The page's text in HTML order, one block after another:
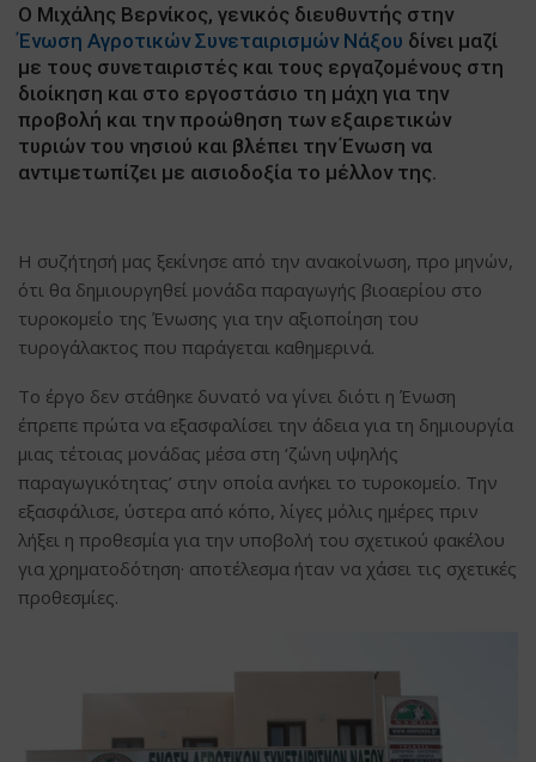
Ο Μιχάλης Βερνίκος, γενικός διευθυντής στην
Ένωση Αγροτικών Συνεταιρισμών Νάξου δίνει μαζί
με τους συνεταιριστές και τους εργαζομένους στη
διοίκηση και στο εργοστάσιο τη μάχη για την
προβολή και την προώθηση των εξαιρετικών
τυριών του νησιού και βλέπει την Ένωση να
αντιμετωπίζει με αισιοδοξία το μέλλον της.
Η συζήτησή μας ξεκίνησε από την ανακοίνωση, προ μηνών,
ότι θα δημιουργηθεί μονάδα παραγωγής βιοαερίου στο
τυροκομείο της Ένωσης για την αξιοποίηση του
τυρογάλακτος που παράγεται καθημερινά.
Το έργο δεν στάθηκε δυνατό να γίνει διότι η Ένωση
έπρεπε πρώτα να εξασφαλίσει την άδεια για τη δημιουργία
μιας τέτοιας μονάδας μέσα στη ‘ζώνη υψηλής
παραγωγικότητας’ στην οποία ανήκει το τυροκομείο. Την
εξασφάλισε, ύστερα από κόπο, λίγες μόλις ημέρες πριν
λήξει η προθεσμία για την υποβολή του σχετικού φακέλου
για χρηματοδότηση· αποτέλεσμα ήταν να χάσει τις σχετικές
προθεσμίες.